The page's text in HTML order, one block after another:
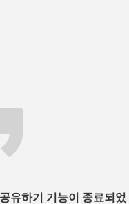
유하기 기능이 종료되었